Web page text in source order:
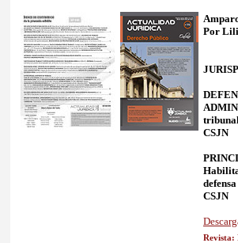
Por
CSJN
CSJN
Revista: